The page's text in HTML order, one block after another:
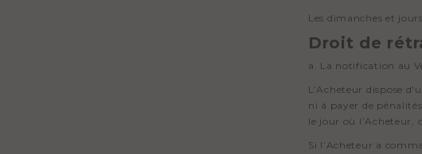
Les dimanches et
Droit de
a. La notification au
L’Acheteur dispose
ni à payer de
le jour où l’Acheteur,
Si l’Acheteur a